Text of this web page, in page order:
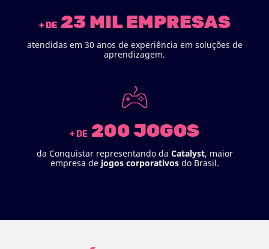
+ DE23 MIL EMPRESAS
atendidas em 30 anos de experiência em soluções de
aprendizagem.
+ DE 200 JOGOS
da Conquistar representando da Catalyst, maior
empresa dejogos corporativosdo Brasil.